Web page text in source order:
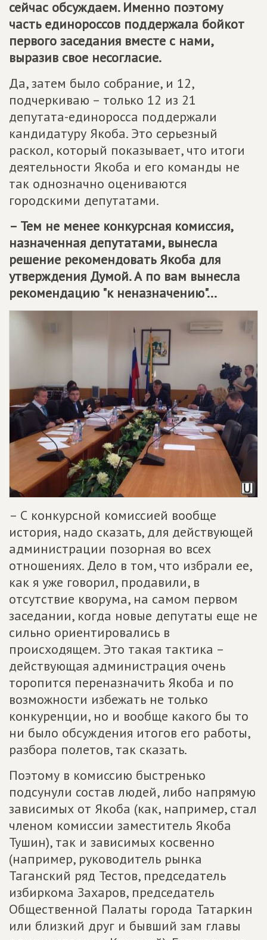
сейчас обсуждаем. Именно поэтому
часть единороссов поддержала бойкот
первого заседания вместе с нами,
выразив свое несогласие.
Да, затем было собрание, и 12,
подчеркиваю – только 12 из 21
депутата-единоросса поддержали
кандидатуру Якоба. Это серьезный
раскол, который показывает, что итоги
деятельности Якоба и его команды не
так однозначно оцениваются
городскими депутатами.
– Тем не менее конкурсная комиссия,
назначенная депутатами, вынесла
решение рекомендовать Якоба для
утверждения Думой. А по вам вынесла
рекомендацию "к неназначению"...
– С конкурсной комиссией вообще
история, надо сказать, для действующей
администрации позорная во всех
отношениях. Дело в том, что избрали ее,
как я уже говорил, продавили, в
отсутствие кворума, на самом первом
заседании, когда новые депутаты еще не
сильно ориентировались в
происходящем. Это такая тактика –
действующая администрация очень
торопится переназначить Якоба и по
возможности избежать не только
конкуренции, но и вообще какого бы то
ни было обсуждения итогов его работы,
разбора полетов, так сказать.
Поэтому в комиссию быстренько
подсунули состав людей, либо напрямую
зависимых от Якоба (как, например, стал
членом комиссии заместитель Якоба
Тушин), так и зависимых косвенно
(например, руководитель рынка
Таганский ряд Тестов, председатель
избиркома Захаров, председатель
Общественной Палаты города Татаркин
или близкий друг и бывший зам главы